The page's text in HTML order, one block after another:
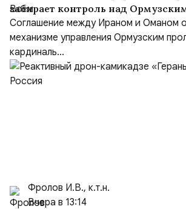
забирает контроль над
проливом
Соглашение между Ираном и Оманом
механизме управления Ормузским
кардиналь...
Фролов И.В., к.т.н.
Вчера в 13:14